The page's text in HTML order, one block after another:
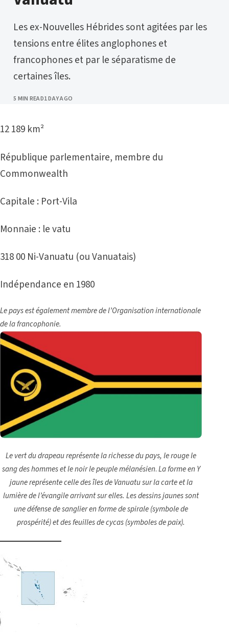
Les ex-Nouvelles Hébrides sont agitées par les
tensions entre élites anglophones et
francophones et par le séparatisme de
certaines îles.
5 MIN READPUBLISHED
1 DAY AGO
12 189 km²
République parlementaire, membre du
Commonwealth
Capitale : Port-Vila
Monnaie : le vatu
318 00 Ni-Vanuatu (ou Vanuatais)
Indépendance en 1980
Le pays est également membre de l’Organisation internationale
de la francophonie.
Le vert du drapeau représente la richesse du pays, le rouge le
sang des hommes et le noir le peuple mélanésien.La forme en Y
jaune représente celle des îles de Vanuatu sur la carte et la
lumière de l’évangile arrivant sur elles. Les dessins jaunes sont
une défense de sanglier en forme de spirale (symbole de
prospérité) et des feuilles de cycas (symboles de paix).